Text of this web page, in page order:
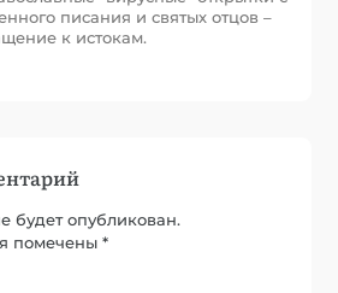
писания и святых отцов –
к истокам.
будет опубликован.
помечены*